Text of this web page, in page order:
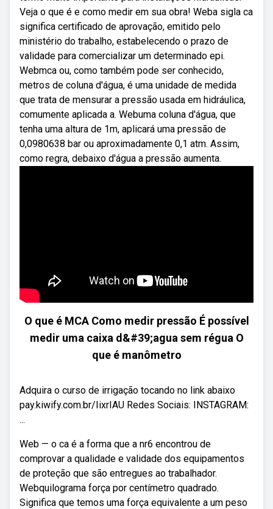
Veja o que é e como medir em sua obra! Weba sigla ca
significa certificado de aprovação, emitido pelo
ministério do trabalho, estabelecendo o prazo de
validade para comercializar um determinado epi.
Webmca ou, como também pode ser conhecido,
metros de coluna d'água, é uma unidade de medida
que trata de mensurar a pressão usada em hidráulica,
comumente aplicada a. Webuma coluna d'água, que
tenha uma altura de 1m, aplicará uma pressão de
0,0980638 bar ou aproximadamente 0,1 atm. Assim,
como regra, debaixo d'água a pressão aumenta.
O que é MCA Como medir pressão É possível
medir uma caixa d&#39;agua sem régua O
que é manômetro
Adquira o curso de irrigação tocando no link abaixo
pay.kiwify.com.br/IixrIAU Redes Sociais: INSTAGRAM:
...
Web — o ca é a forma que a nr6 encontrou de
comprovar a qualidade e validade dos equipamentos
de proteção que são entregues ao trabalhador.
Webquilograma força por centímetro quadrado.
Significa que temos uma força equivalente a um peso